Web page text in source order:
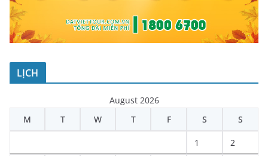
LỊCH
August 2026
M
T W T F S S
1 2